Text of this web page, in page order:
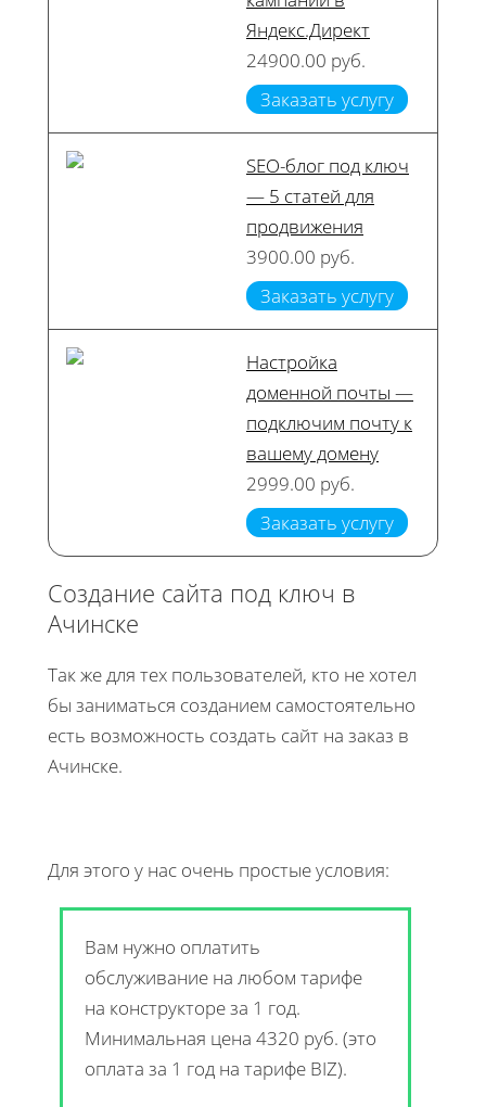
Яндекс.Директ
24900.00 руб.
Заказать услугу
SEO-блог под ключ
— 5 статей для
продвижения
3900.00 руб.
Заказать услугу
Настройка
доменной почты —
подключим почту к
вашему домену
2999.00 руб.
Заказать услугу
Создание сайта под ключ в
Ачинске
Так же для тех пользователей, кто не хотел
бы заниматься созданием самостоятельно
есть возможность создать сайт на заказ в
Ачинске.
Для этого у нас очень простые условия:
Вам нужно оплатить
обслуживание на любом тарифе
на конструкторе за 1 год.
Минимальная цена 4320 руб. (это
оплата за 1 год на тарифе BIZ).